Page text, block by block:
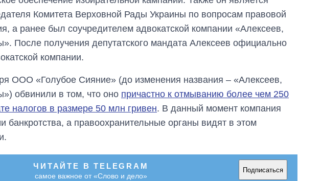
Комитета Верховной Рады Украины по вопросам правовой
а ранее был соучредителем адвокатской компании «Алексеев,
После получения депутатского мандата Алексеев официально
компании.
ООО «Голубое Сияние» (до изменения названия – «Алексеев,
обвинили в том, что оно причастно к отмыванию более чем 250
налогов в размере 50 млн гривен. В данный момент компания
банкротства, а правоохранительные органы видят в этом
ЧИТАЙТЕ В TELEGRAM
самое важное от «Слово и дело»
Подписаться
Дефицит памяти:
на чипы за
последние годы и